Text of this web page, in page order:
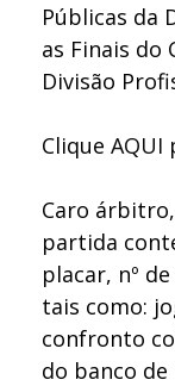
Públicas da
as Finais do
Divisão
Clique AQUI
Caro
partida
placar, nº
tais como:
confronto
do banco